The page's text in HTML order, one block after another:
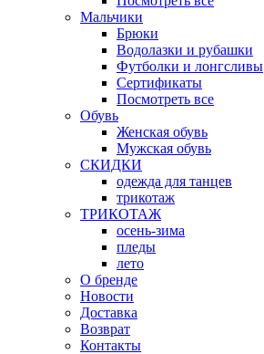
Мальчики
Брюки
Водолазки и рубашки
Футболки и лонгсливы
Сертификаты
Посмотреть все
Обувь
Женская обувь
Мужская обувь
СКИДКИ
одежда для танцев
трикотаж
ТРИКОТАЖ
осень-зима
пледы
лето
О бренде
Новости
Доставка
Возврат
Контакты